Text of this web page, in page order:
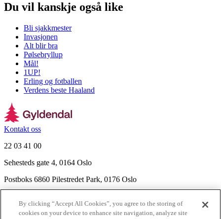
Du vil kanskje også like
Bli sjakkmester
Invasjonen
Alt blir bra
Pølsebryllup
Mål!
1UP!
Erling og fotballen
Verdens beste Haaland
Kontakt oss
22 03 41 00
Sehesteds gate 4, 0164 Oslo
Postboks 6860 Pilestredet Park, 0176 Oslo
Nyhetsbrev
By clicking “Accept All Cookies”, you agree to the storing of
cookies on your device to enhance site navigation, analyze site